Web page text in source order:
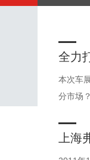
全力
司市
本次车
分市场
上